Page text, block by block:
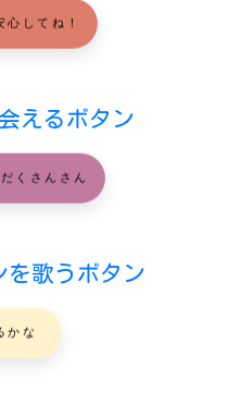
心してね！
えるボタン
くさんさん
を歌うボタン
かな